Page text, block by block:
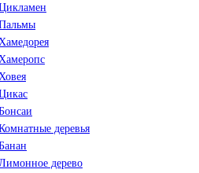
деревья
дерево